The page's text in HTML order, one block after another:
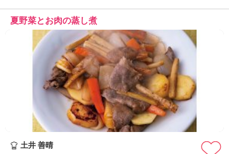
夏野菜とお肉の蒸し煮
土井 善晴